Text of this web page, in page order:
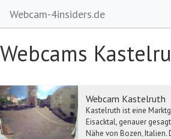
Webcam-4insiders.de
Webcams
Webcam Kastelruth
Kastelruth ist eine
Eisacktal, genauer
Nähe von Bozen, Italien.